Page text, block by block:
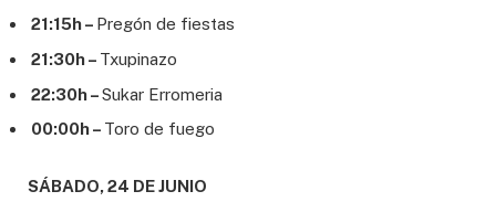
21:15h – Pregón de fiestas
21:30h – Txupinazo
22:30h –Sukar Erromeria
00:00h – Toro de fuego
SÁBADO, 24 DE JUNIO